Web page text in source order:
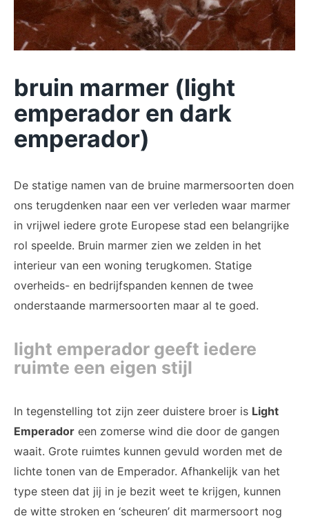
bruin marmer (light
emperador en dark
emperador)
De statige namen van de bruine marmersoorten doen
ons terugdenken naar een ver verleden waar marmer
in vrijwel iedere grote Europese stad een belangrijke
rol speelde. Bruin marmer zien we zelden in het
interieur van een woning terugkomen. Statige
overheids- en bedrijfspanden kennen de twee
onderstaande marmersoorten maar al te goed.
light emperador geeft iedere
ruimte een eigen stijl
In tegenstelling tot zijn zeer duistere broer is Light
Emperador een zomerse wind die door de gangen
waait. Grote ruimtes kunnen gevuld worden met de
lichte tonen van de Emperador. Afhankelijk van het
type steen dat jij in je bezit weet te krijgen, kunnen
de witte stroken en ‘scheuren’ dit marmersoort nog